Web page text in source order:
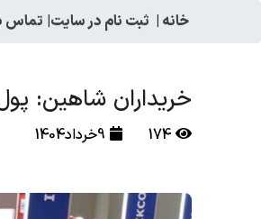
خانه | ثبت نام در سایت| تماس
خریداران شاهین:
174 9خرداد1404